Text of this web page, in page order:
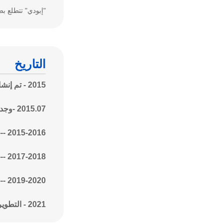
"إبودي" تتطلع
التاريخ
2015 - تم إنشاء Ebuddy Technology في Shenzhen ، الصين
2015.07 -
2015-2016 ---- لقد قمنا بتطوير منتجات B / K / S / F / HR10A متعددة السلاسل ، وبراءات اختراع متعددة مسجلة.
2017-2018 ---- لقد تمت الموافقة على منتجاتنا من قبل CE ، ROHS ، REACH ، ومصنعنا حاصل على شهادة ISO9001
2019-2020 ---- قمنا بتوسيع خط إنتاجنا لتجميع الكابلات ، خاصة في حلول الكابلات المخصصة
2021 - التطوير من أجل مستقبل أفضل!